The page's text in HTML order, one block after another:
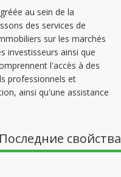
au sein de la
des services de
sur les marchés
investisseurs ainsi que
l'accès à des
professionnels et
ainsi qu'une assistance
Последние свойства